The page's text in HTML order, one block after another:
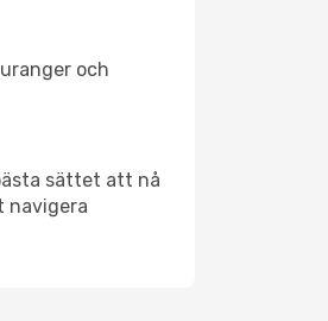
och
sättet att nå
navigera